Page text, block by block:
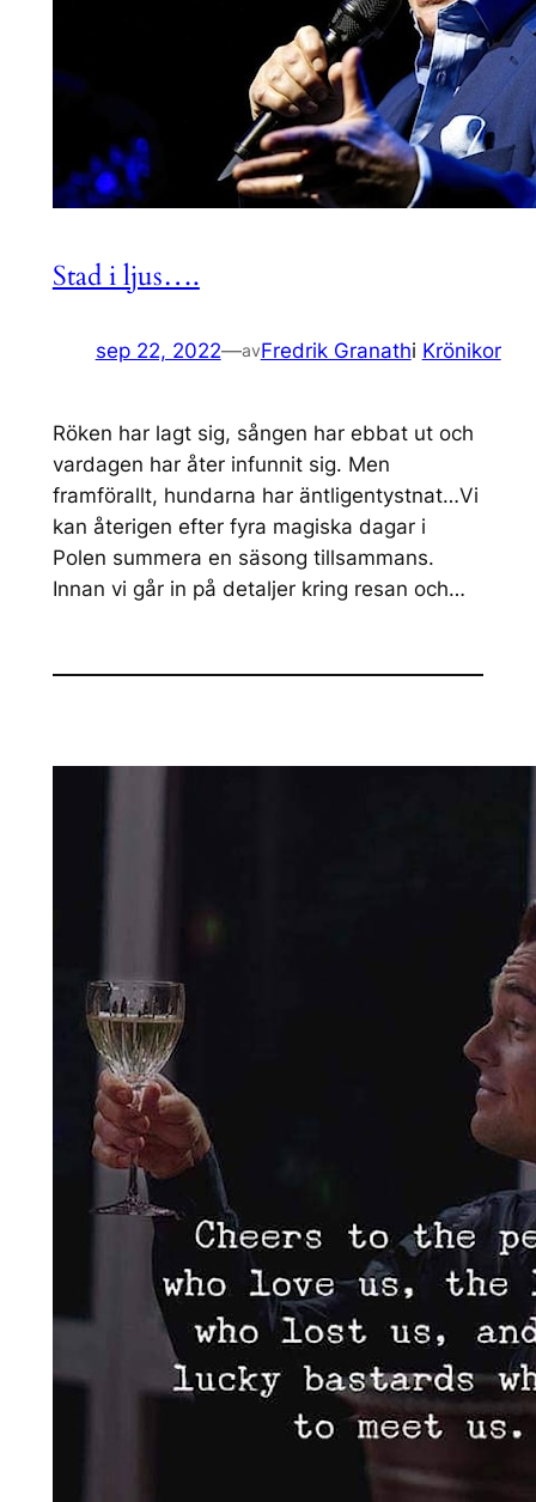
Stad i ljus….
sep 22, 2022—avFredrik Granathi Krönikor
Röken har lagt sig, sången har ebbat ut och
vardagen har åter infunnit sig. Men
framförallt, hundarna har äntligentystnat…Vi
kan återigen efter fyra magiska dagar i
Polen summera en säsong tillsammans.
Innan vi går in på detaljer kring resan och…